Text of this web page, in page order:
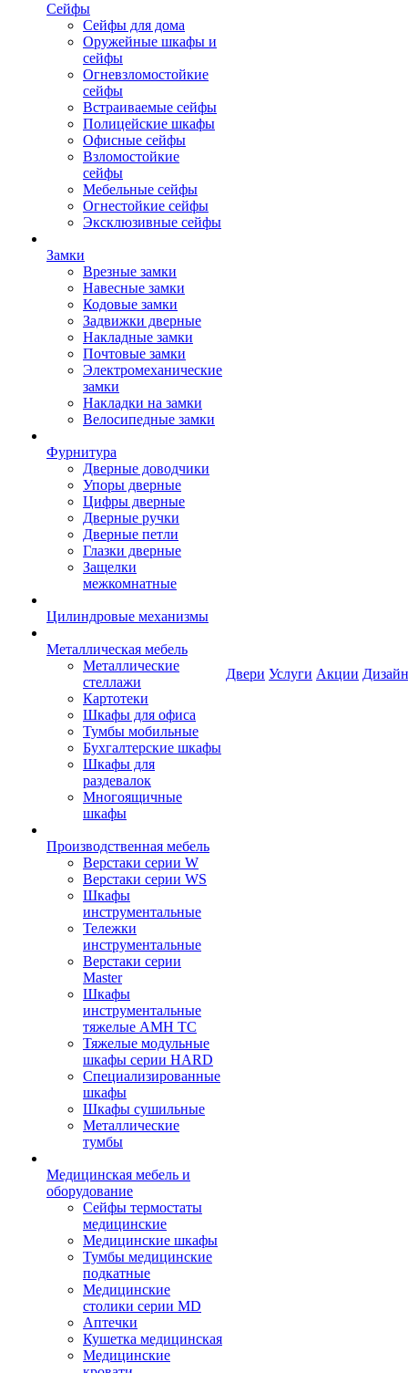
Сейфы
Сейфы для дома
Оружейные шкафы и
сейфы
Огневзломостойкие
сейфы
Встраиваемые сейфы
Полицейские шкафы
Офисные сейфы
Взломостойкие
сейфы
Мебельные сейфы
Огнестойкие сейфы
Эксклюзивные сейфы
Замки
Врезные замки
Навесные замки
Кодовые замки
Задвижки дверные
Накладные замки
Почтовые замки
Электромеханические
замки
Накладки на замки
Велосипедные замки
Фурнитура
Дверные доводчики
Упоры дверные
Цифры дверные
Дверные ручки
Дверные петли
Глазки дверные
Защелки
межкомнатные
Цилиндровые механизмы
Металлическая мебель
Металлические
стеллажи
Картотеки
Шкафы для офиса
Тумбы мобильные
Бухгалтерские шкафы
Шкафы для
раздевалок
Многоящичные
шкафы
Производственная мебель
Верстаки серии W
Верстаки серии WS
Шкафы
инструментальные
Тележки
инструментальные
Верстаки серии
Master
Шкафы
инструментальные
тяжелые AMH TC
Тяжелые модульные
шкафы серии HARD
Cпециализированные
шкафы
Шкафы сушильные
Металлические
тумбы
Медицинская мебель и
оборудование
Сейфы термостаты
медицинские
Медицинские шкафы
Тумбы медицинские
подкатные
Медицинские
столики серии MD
Аптечки
Кушетка медицинская
Медицинские
Двери Услуги Акции